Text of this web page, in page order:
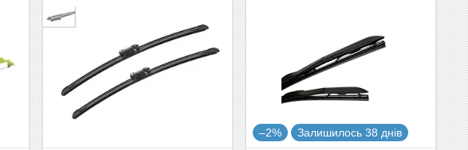
–2% Залишилось 38 днів